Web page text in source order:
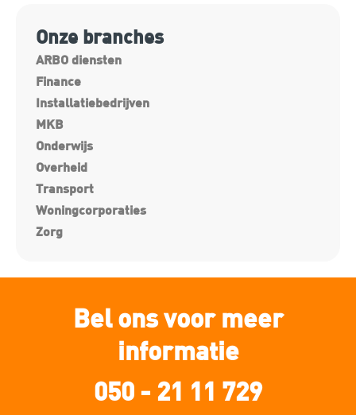
Onze branches
ARBO diensten
Finance
Installatiebedrijven
MKB
Onderwijs
Overheid
Transport
Woningcorporaties
Zorg
Bel ons voor meer
informatie
050 - 21 11 729